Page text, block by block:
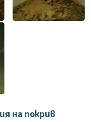
на покрив